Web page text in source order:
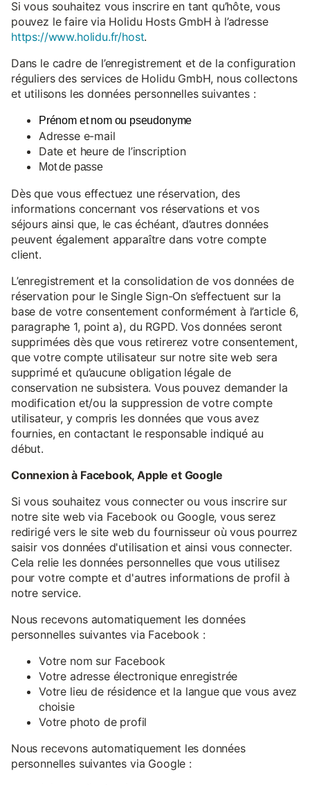
Si vous souhaitez vous inscrire en tant qu’hôte, vous
pouvez le faire via Holidu Hosts GmbH à l’adresse
https://www.holidu.fr/host.
Dans le cadre de l’enregistrement et de la configuration
réguliers des services de Holidu GmbH, nous collectons
et utilisons les données personnelles suivantes :
Prénom et nom ou pseudonyme
Adresse e-mail
Date et heure de l’inscription
Mot de passe
Dès que vous effectuez une réservation, des
informations concernant vos réservations et vos
séjours ainsi que, le cas échéant, d’autres données
peuvent également apparaître dans votre compte
client.
L’enregistrement et la consolidation de vos données de
réservation pour le Single Sign-On s’effectuent sur la
base de votre consentement conformément à l’article 6,
paragraphe 1, point a), du RGPD. Vos données seront
supprimées dès que vous retirerez votre consentement,
que votre compte utilisateur sur notre site web sera
supprimé et qu’aucune obligation légale de
conservation ne subsistera. Vous pouvez demander la
modification et/ou la suppression de votre compte
utilisateur, y compris les données que vous avez
fournies, en contactant le responsable indiqué au
début.
Connexion à Facebook, Apple et Google
Si vous souhaitez vous connecter ou vous inscrire sur
notre site web via Facebook ou Google, vous serez
redirigé vers le site web du fournisseur où vous pourrez
saisir vos données d'utilisation et ainsi vous connecter.
Cela relie les données personnelles que vous utilisez
pour votre compte et d'autres informations de profil à
notre service.
Nous recevons automatiquement les données
personnelles suivantes via Facebook :
Votre nom sur Facebook
Votre adresse électronique enregistrée
Votre lieu de résidence et la langue que vous avez
choisie
Votre photo de profil
Nous recevons automatiquement les données
personnelles suivantes via Google :